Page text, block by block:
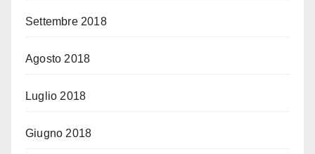
Settembre 2018
Agosto 2018
Luglio 2018
Giugno 2018